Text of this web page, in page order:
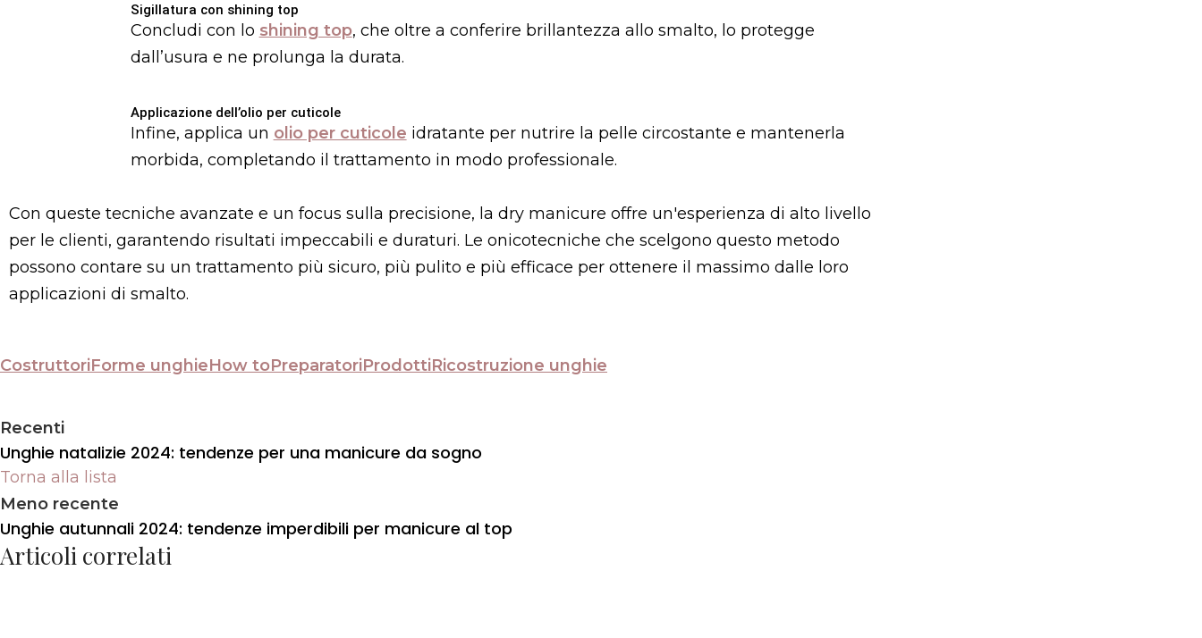
Sigillatura con shining top
Concludi con lo shining top, che oltre a conferire brillantezza allo smalto, lo protegge
dall’usura e ne prolunga la durata.
Applicazione dell’olio per cuticole
Infine, applica un olio per cuticole idratante per nutrire la pelle circostante e mantenerla
morbida, completando il trattamento in modo professionale​.
Con queste tecniche avanzate e un focus sulla precisione, la dry manicure offre un'esperienza di alto livello
per le clienti, garantendo risultati impeccabili e duraturi. Le onicotecniche che scelgono questo metodo
possono contare su un trattamento più sicuro, più pulito e più efficace per ottenere il massimo dalle loro
applicazioni di smalto​.
CostruttoriForme unghieHow toPreparatoriProdottiRicostruzione unghie
Recenti
Unghie natalizie 2024: tendenze per una manicure da sogno
Torna alla lista
Meno recente
Unghie autunnali 2024: tendenze imperdibili per manicure al top
Articoli correlati